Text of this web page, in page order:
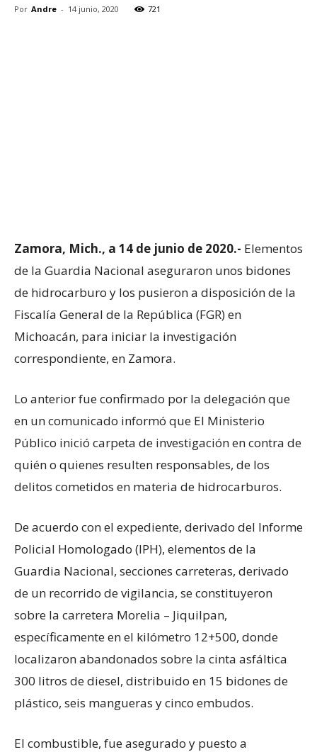
Por Andre - 14 junio, 2020 721
Zamora, Mich., a 14 de junio de 2020.- Elementos
de la Guardia Nacional aseguraron unos bidones
de hidrocarburo y los pusieron a disposición de la
Fiscalía General de la República (FGR) en
Michoacán, para iniciar la investigación
correspondiente, en Zamora.
Lo anterior fue confirmado por la delegación que
en un comunicado informó que El Ministerio
Público inició carpeta de investigación en contra de
quién o quienes resulten responsables, de los
delitos cometidos en materia de hidrocarburos.
De acuerdo con el expediente, derivado del Informe
Policial Homologado (IPH), elementos de la
Guardia Nacional, secciones carreteras, derivado
de un recorrido de vigilancia, se constituyeron
sobre la carretera Morelia – Jiquilpan,
específicamente en el kilómetro 12+500, donde
localizaron abandonados sobre la cinta asfáltica
300 litros de diesel, distribuido en 15 bidones de
plástico, seis mangueras y cinco embudos.
El combustible, fue asegurado y puesto a